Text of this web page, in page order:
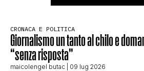
CRONACA E POLITICA
Giornalismo un tanto al chilo e
“senza risposta”
maicolengel butac | 09 lug 2026